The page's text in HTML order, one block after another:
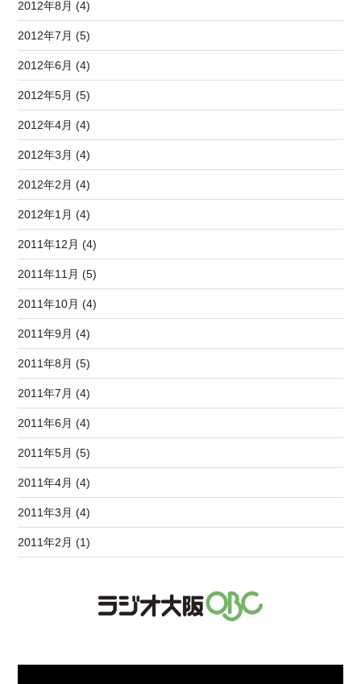
2012年8月 (4)
2012年7月 (5)
2012年6月 (4)
2012年5月 (5)
2012年4月 (4)
2012年3月 (4)
2012年2月 (4)
2012年1月 (4)
2011年12月 (4)
2011年11月 (5)
2011年10月 (4)
2011年9月 (4)
2011年8月 (5)
2011年7月 (4)
2011年6月 (4)
2011年5月 (5)
2011年4月 (4)
2011年3月 (4)
2011年2月 (1)